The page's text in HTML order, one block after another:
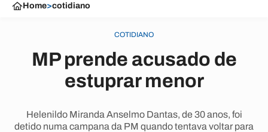
Home>cotidiano
COTIDIANO
MP prende acusado de
estuprar menor
Helenildo Miranda Anselmo Dantas, de 30 anos, foi
detido numa campana da PM quando tentava voltar para